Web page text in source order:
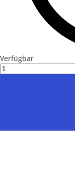
Verfügbar